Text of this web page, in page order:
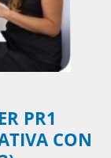
PR1
CON